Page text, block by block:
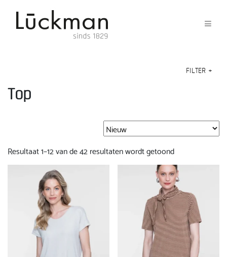
FILTER +
Top
Resultaat 1–12 van de 42 resultaten wordt getoondGesorteerd
op
nieuwste